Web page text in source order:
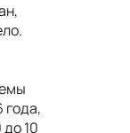
года,
10